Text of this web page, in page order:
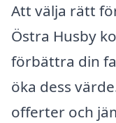
Att välja rätt
Östra Husby
förbättra din
öka dess
offerter och